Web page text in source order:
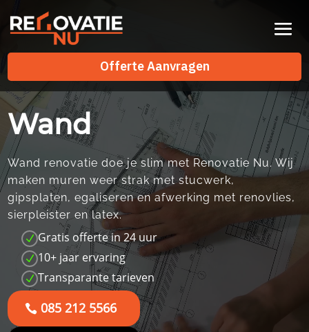
Offerte Aanvragen
Offerte Aanvragen
Wand
Wand renovatie doe je slim met Renovatie Nu.​ Wij
maken muren weer strak met stucwerk,
gipsplaten, egaliseren en afwerking met renovlies,
sierpleister en latex.​
N Gratis offerte in 24 uur
N 10+ jaar ervaring
N Transparante tarieven
085 212 5566